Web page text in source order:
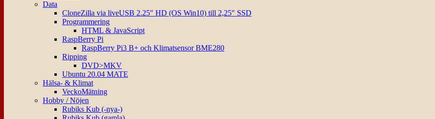
Data
CloneZilla via liveUSB 2.25″ HD (OS Win10) till 2,25″ SSD
Programmering
HTML & JavaScript
RaspBerry Pi
RaspBerry Pi3 B+ och Klimatsensor BME280
Ripping
DVD>MKV
Ubuntu 20.04 MATE
Hälsa- & Klimat
VeckoMätning
Hobby / Nöjen
Rubiks Kub (-nya-)